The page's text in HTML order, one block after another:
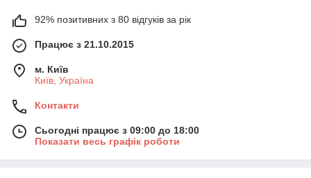
92% позитивних з 80 відгуків за рік
Працює з 21.10.2015
м. Київ
Київ, Україна
Контакти
Сьогодні працює з 09:00 до 18:00
Показати весь графік роботи